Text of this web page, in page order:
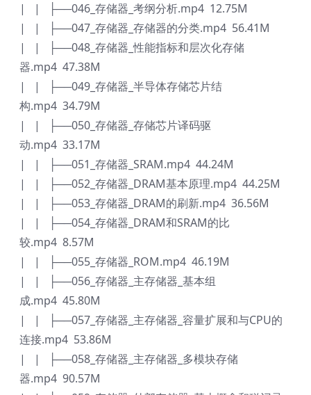
| | ├──046_存储器_考纲分析.mp4 12.75M
| | ├──047_存储器_存储器的分类.mp4 56.41M
| | ├──048_存储器_性能指标和层次化存储
器.mp4 47.38M
| | ├──049_存储器_半导体存储芯片结
构.mp4 34.79M
| | ├──050_存储器_存储芯片译码驱
动.mp4 33.17M
| | ├──051_存储器_SRAM.mp4 44.24M
| | ├──052_存储器_DRAM基本原理.mp4 44.25M
| | ├──053_存储器_DRAM的刷新.mp4 36.56M
| | ├──054_存储器_DRAM和SRAM的比
较.mp4 8.57M
| | ├──055_存储器_ROM.mp4 46.19M
| | ├──056_存储器_主存储器_基本组
成.mp4 45.80M
| | ├──057_存储器_主存储器_容量扩展和与CPU的
连接.mp4 53.86M
| | ├──058_存储器_主存储器_多模块存储
器.mp4 90.57M